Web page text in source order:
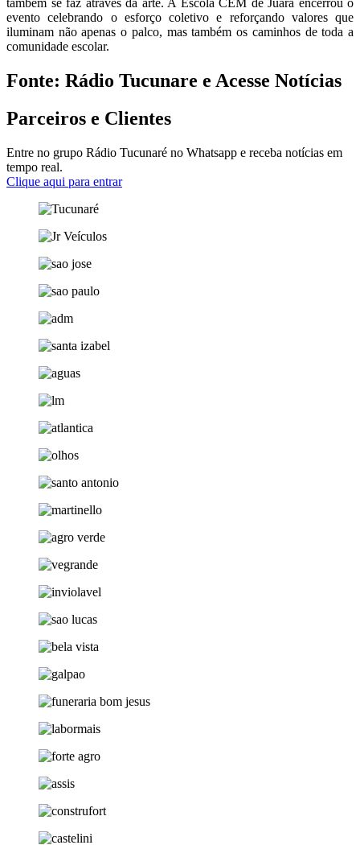
também se faz através da arte. A Escola CEM de Juara encerrou o
evento celebrando o esforço coletivo e reforçando valores que
iluminam não apenas o palco, mas também os caminhos de toda a
comunidade escolar.
Fonte: Rádio Tucunare e Acesse Notícias
Parceiros e Clientes
Entre no grupo Rádio Tucunaré no Whatsapp e receba notícias em
tempo real.
Clique aqui para entrar